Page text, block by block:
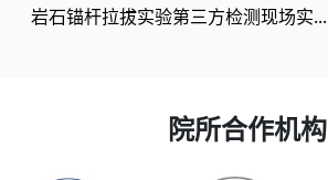
岩石锚杆拉拔实验第三方检测现场实...
院所合作机构